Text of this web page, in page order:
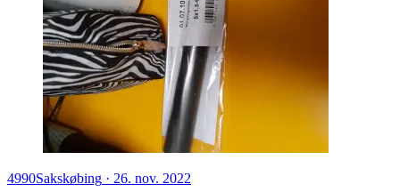
4990Sakskøbing · 26. nov. 2022